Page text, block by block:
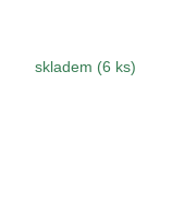
skladem (6 ks)